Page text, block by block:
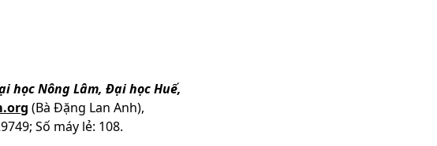
học Nông Lâm, Đại họcHuế,
(Bà Đặng Lan Anh),
Số máy lẻ: 108.